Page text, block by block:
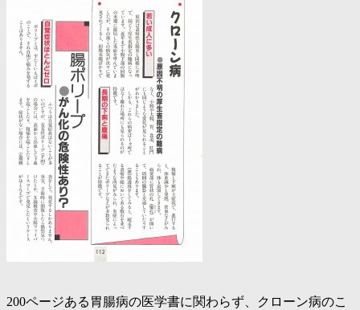
200ページある胃腸病の医学書に関わらず、クローン病のこ